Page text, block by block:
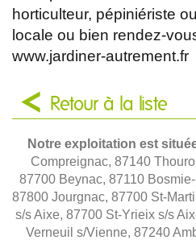
horticulteur, pépiniériste
locale ou bien rendez-
www.jardiner-autrement.fr
Retour à la liste
Notre exploitation est
Compreignac, 87140
87700 Beynac, 87110
87800 Jourgnac, 87700 St-
s/s Aixe, 87700 St-Yrieix s/s
Verneuil s/Vienne, 87240